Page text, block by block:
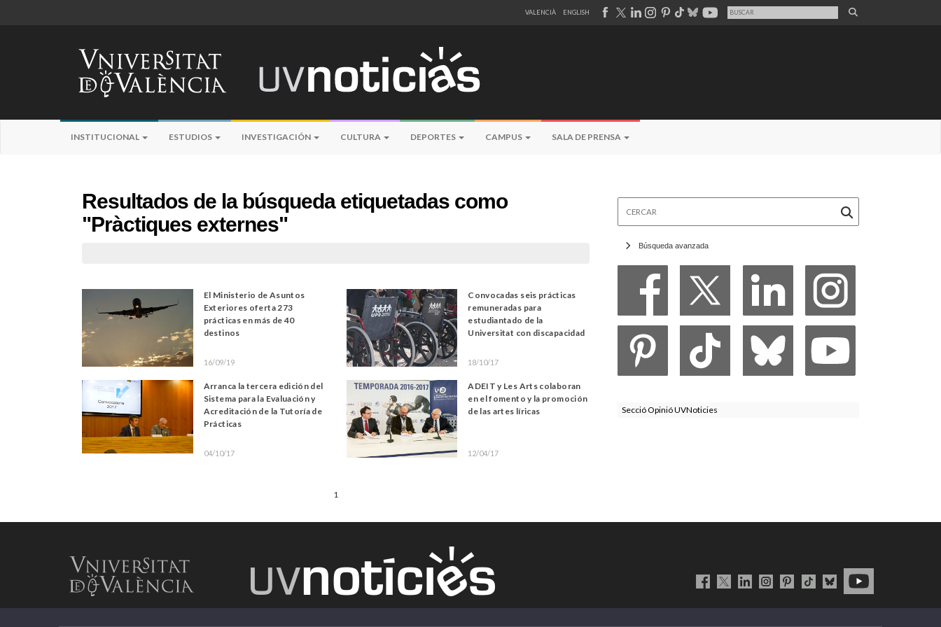
VALENCIÀ ENGLISH
INSTITUCIONAL ESTUDIOS INVESTIGACIÓN CULTURA DEPORTES CAMPUS SALA DE PRENSA
Resultados de la búsqueda etiquetadas como
"Pràctiques externes"
El Ministerio de Asuntos
Exteriores oferta 273
prácticas en más de 40
destinos
16/09/19
Convocadas seis prácticas
remuneradas para
estudiantado de la
Universitat con discapacidad
18/10/17
Arranca la tercera edición del
Sistema para la Evaluación y
Acreditación de la Tutoría de
Prácticas
04/10/17
ADEIT y Les Arts colaboran
en el fomento y la promoción
de las artes líricas
12/04/17
1
Búsqueda avanzada
Secció Opinió UVNoticies